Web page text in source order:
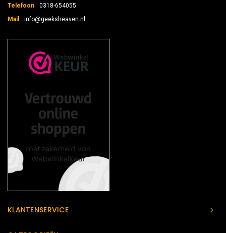
Telefoon
0318-654055
Mail
info@geeksheaven.nl
KLANTENSERVICE